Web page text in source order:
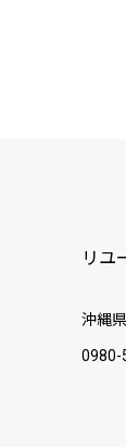
リユ
沖縄
0980-